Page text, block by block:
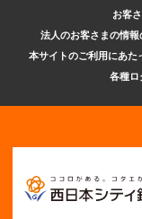
お客
法人のお客さまの情
本サイトのご利用にあた
各種ロ